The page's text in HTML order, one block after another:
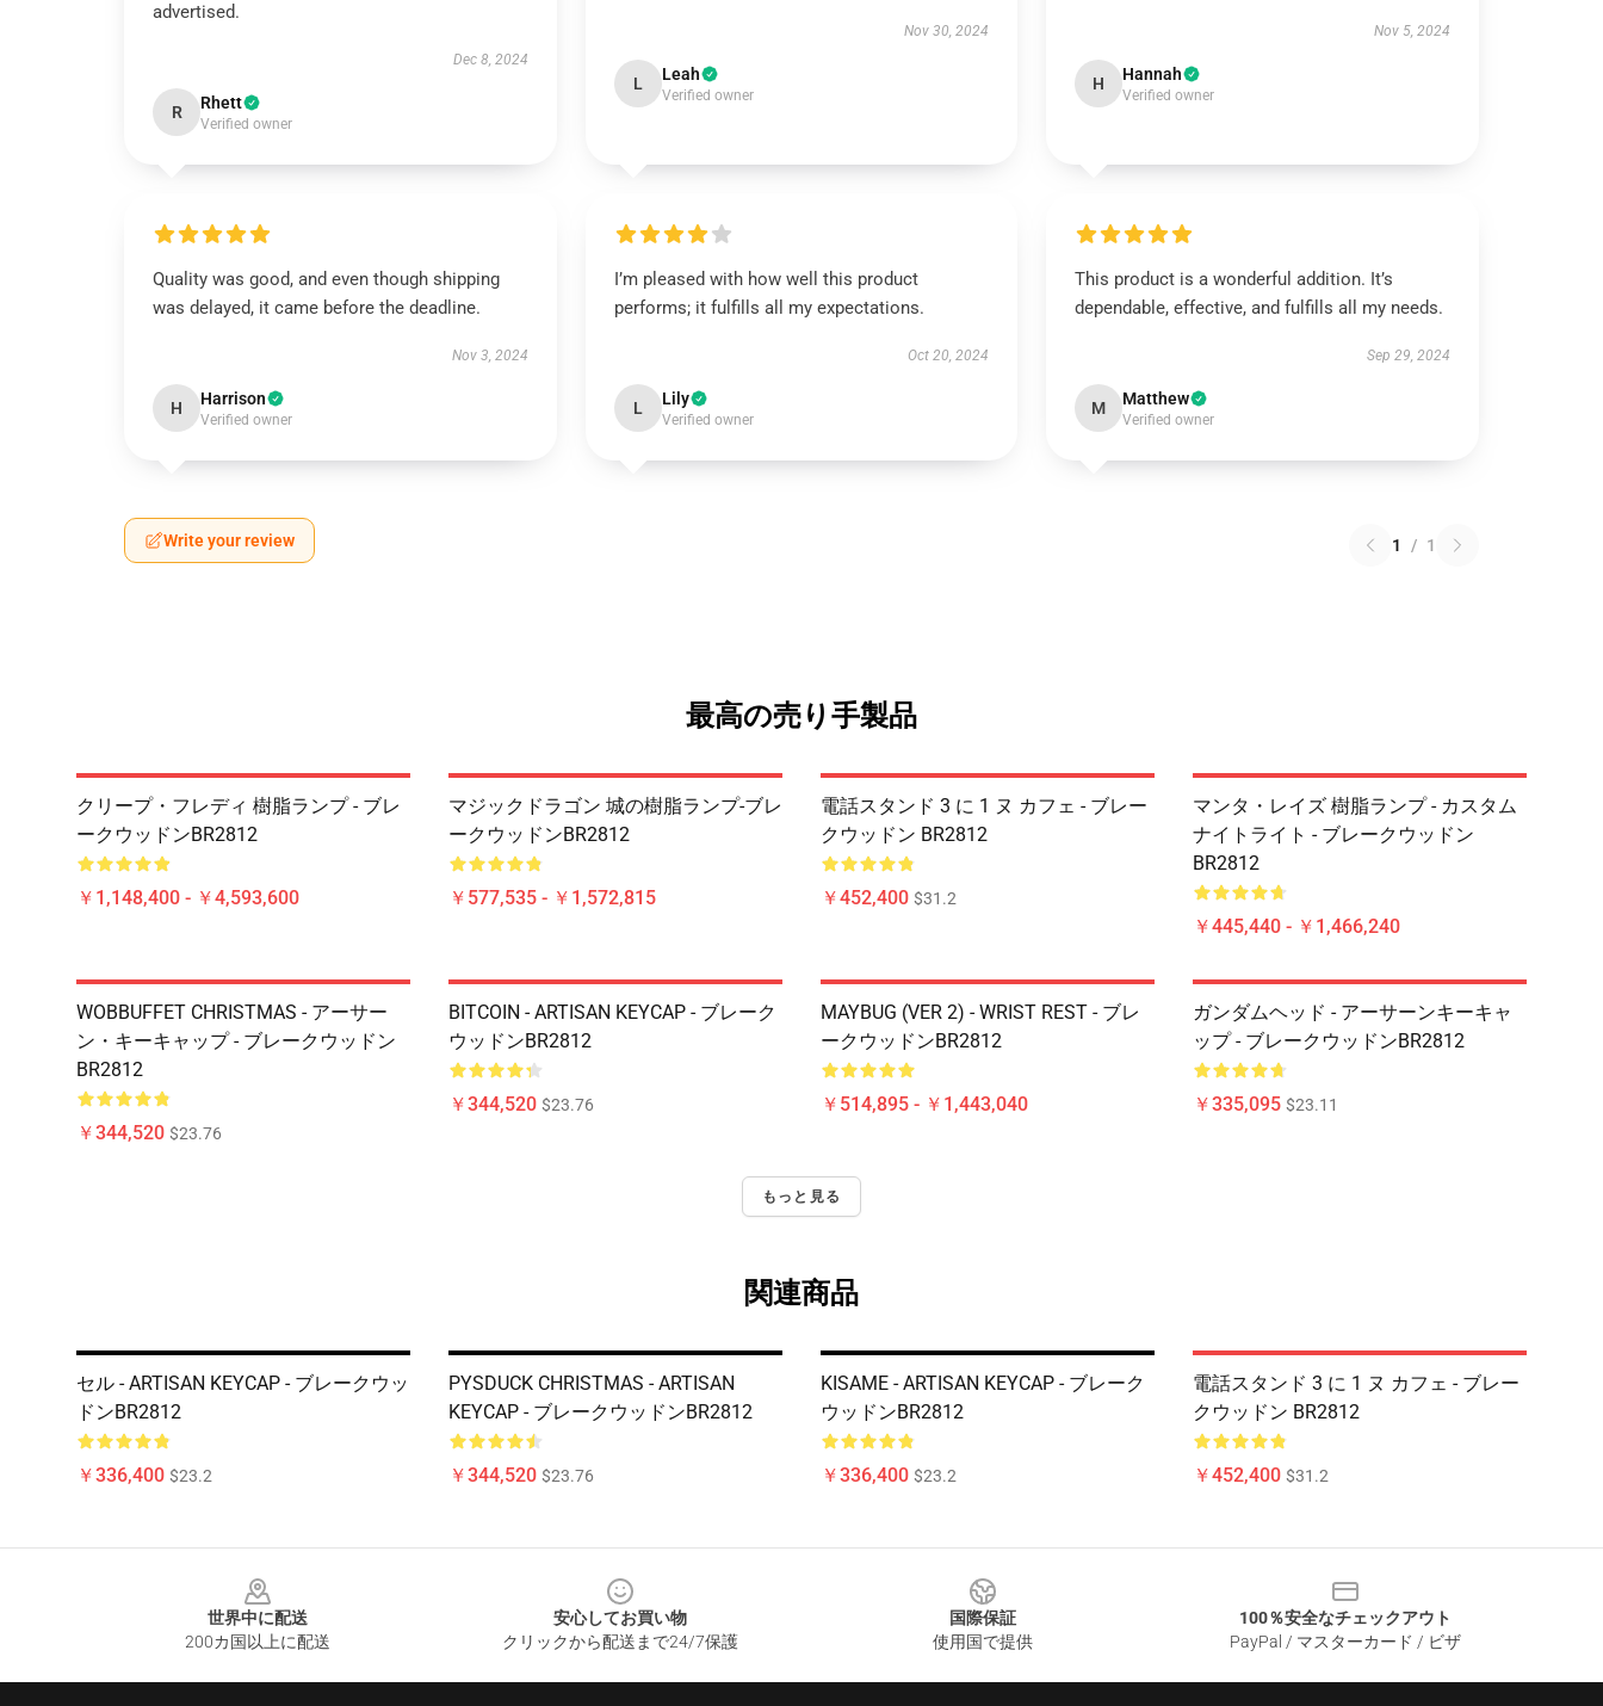
advertised.
Dec 8, 2024
R Rhett
Verified owner
Nov 30, 2024
L Leah
Verified owner
Nov 5, 2024
H Hannah
Verified owner
Quality was good, and even though shipping
was delayed, it came before the deadline.
Nov 3, 2024
H Harrison
Verified owner
I’m pleased with how well this product
performs; it fulfills all my expectations.
Oct 20, 2024
L Lily
Verified owner
This product is a wonderful addition. It’s
dependable, effective, and fulfills all my needs.
Sep 29, 2024
M Matthew
Verified owner
Write your review 1 / 1
最高の売り手製品
クリープ・フレディ 樹脂ランプ - ブレ
ークウッドンBR2812
￥1,148,400 - ￥4,593,600
マジックドラゴン 城の樹脂ランプ-ブレ
ークウッドンBR2812
￥577,535 - ￥1,572,815
電話スタンド 3 に 1 ヌ カフェ - ブレー
クウッドン BR2812
￥452,400 $31.2
マンタ・レイズ 樹脂ランプ - カスタム
ナイトライト - ブレークウッドン
BR2812
￥445,440 - ￥1,466,240
WOBBUFFET CHRISTMAS - アーサー
ン・キーキャップ - ブレークウッドン
BR2812
￥344,520 $23.76
BITCOIN - ARTISAN KEYCAP - ブレーク
ウッドンBR2812
￥344,520 $23.76
MAYBUG (VER 2) - WRIST REST - ブレ
ークウッドンBR2812
￥514,895 - ￥1,443,040
ガンダムヘッド - アーサーンキーキャ
ップ - ブレークウッドンBR2812
￥335,095 $23.11
もっと見る
関連商品
セル - ARTISAN KEYCAP - ブレークウッ
ドンBR2812
￥336,400 $23.2
PYSDUCK CHRISTMAS - ARTISAN
KEYCAP - ブレークウッドンBR2812
￥344,520 $23.76
KISAME - ARTISAN KEYCAP - ブレーク
ウッドンBR2812
￥336,400 $23.2
電話スタンド 3 に 1 ヌ カフェ - ブレー
クウッドン BR2812
￥452,400 $31.2
世界中に配送
200カ国以上に配送
安心してお買い物
クリックから配送まで24/7保護
国際保証
使用国で提供
100％安全なチェックアウト
PayPal / マスターカード / ビザ